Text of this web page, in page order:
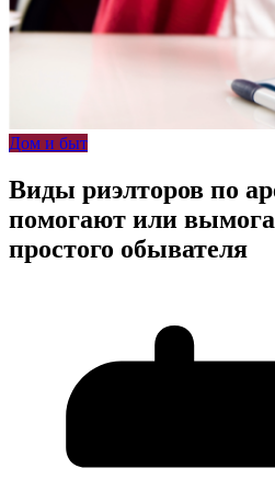
Дом и быт
Виды риэлторов по
помогают или
простого обывателя